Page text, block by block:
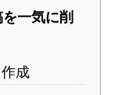
一気に削
成